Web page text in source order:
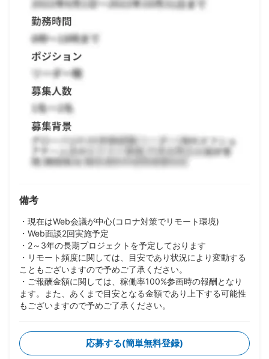
備考
・現在はWeb会議が中心(コロナ対策でリモート環境)
・Web面談2回実施予定
・2～3年の長期プロジェクトを予定しております
・リモート頻度に関しては、目安であり状況により変動する
こともございますので予めご了承ください。
・ご報酬金額に関しては、稼働率100%参画時の報酬となり
ます。また、あくまで目安となる金額であり上下する可能性
もございますので予めご了承ください。
応募する(簡単無料登録)